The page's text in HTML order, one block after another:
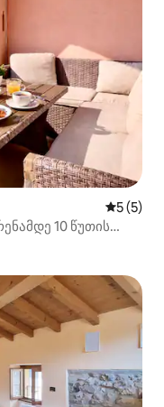
5 (5)
10 წუთის